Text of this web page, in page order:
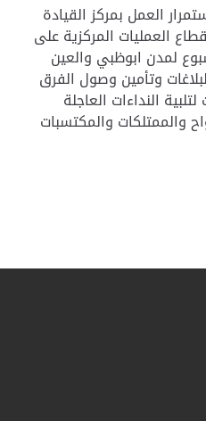
العمل بمركز القيادة
العمليات المركزية على
لمدن ابوظبي والعين
وتأمين وصول الفرق
النداءات العاجلة
والممتلكات والمكتسبات